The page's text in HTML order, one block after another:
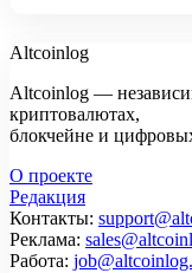
Altcoinlog
Altcoinlog —
криптовалютах,
блокчейне и
О проекте
Редакция
Контакты:
Реклама:
Работа: